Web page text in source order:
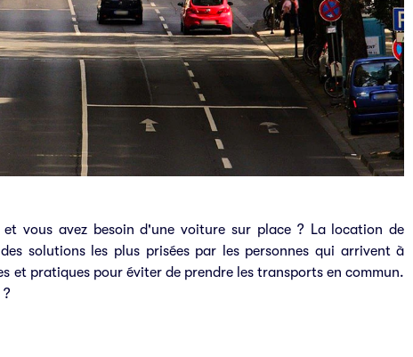
vous avez besoin d'une voiture sur place ? La location de
solutions les plus prisées par les personnes qui arrivent à
et pratiques pour éviter de prendre les transports en commun.